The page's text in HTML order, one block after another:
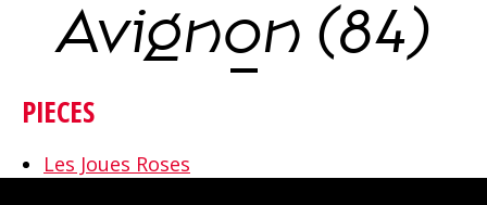
Avignon (84)
PIECES
Les Joues Roses